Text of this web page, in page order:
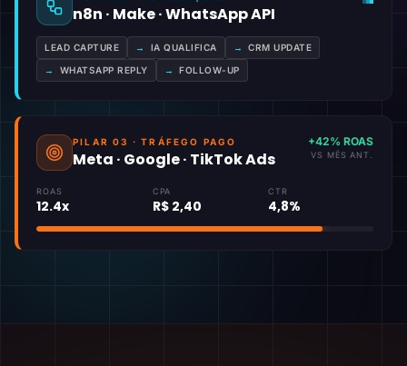
n8n · Make · WhatsApp API
LEAD CAPTURE → IA QUALIFICA → CRM UPDATE
→ WHATSAPP REPLY → FOLLOW-UP
PILAR 03 · TRÁFEGO PAGO
Meta · Google · TikTok Ads
+42% ROAS
VS MÊS ANT.
ROAS
12.4x
CPA
R$ 2,40
CTR
4,8%